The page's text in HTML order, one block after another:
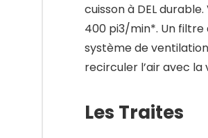
cuisson à DEL
400 pi3/min*. Un
système de
recirculer l’air avec la
Les Traites